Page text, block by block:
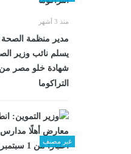
منذ 3 أشهر
مدير منظمة الصحة
يسلم نائب وزير
شهادة خلو مصر من
التراكوما
غير مصنف